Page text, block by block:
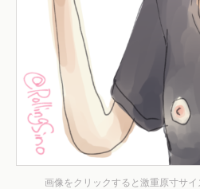
画像をクリックすると激重原寸サイ